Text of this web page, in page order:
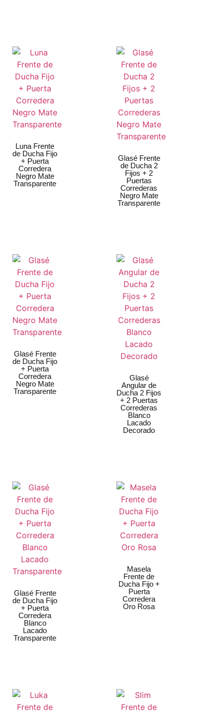
Luna Frente
de Ducha Fijo
+ Puerta
Corredera
Negro Mate
Transparente
Glasé Frente
de Ducha 2
Fijos + 2
Puertas
Correderas
Negro Mate
Transparente
Glasé Frente
de Ducha Fijo
+ Puerta
Corredera
Negro Mate
Transparente
Glasé
Angular de
Ducha 2 Fijos
+ 2 Puertas
Correderas
Blanco
Lacado
Decorado
Glasé Frente
de Ducha Fijo
+ Puerta
Corredera
Blanco
Lacado
Transparente
Masela
Frente de
Ducha Fijo +
Puerta
Corredera
Oro Rosa